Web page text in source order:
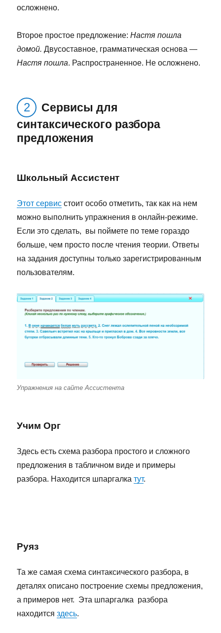
осложнено.
Второе простое предложение:Настя пошла
домой.Двусоставное, грамматическая основа —
Настя пошла. Распространенное. Не осложнено.
Сервисы для
синтаксического разбора
предложения
Школьный Ассистент
Этот сервис стоит особо отметить, так как на нем
можно выполнить упражнения в онлайн-режиме.
Если это сделать, вы поймете по теме гораздо
больше, чем просто после чтения теории. Ответы
на задания доступны только зарегистрированным
пользователям.
Упражнения на сайте Ассистента
Учим Орг
Здесь есть схема разбора простого и сложного
предложения в табличном виде и примеры
разбора. Находится шпаргалкатут.
Руяз
Та же самая схема синтаксического разбора, в
деталях описано построение схемы предложения,
а примеров нет. Эта шпаргалка разбора
находитсяздесь.